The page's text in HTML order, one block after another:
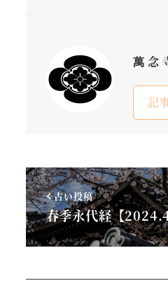
萬念
記
古い投稿
春季永代経【